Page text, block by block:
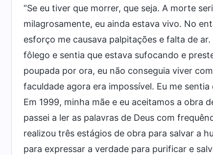
“Se eu tiver que morrer, que seja. A morte
milagrosamente, eu ainda estava vivo. No
esforço me causava palpitações e falta de
fôlego e sentia que estava sufocando e
poupada por ora, eu não conseguia viver
faculdade agora era impossível. Eu me
Em 1999, minha mãe e eu aceitamos a obra
passei a ler as palavras de Deus com
realizou três estágios de obra para salvar a
para expressar a verdade para purificar e